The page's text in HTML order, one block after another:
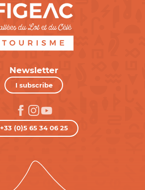
Newsletter
I subscribe
+33 (0)5 65 34 06 25